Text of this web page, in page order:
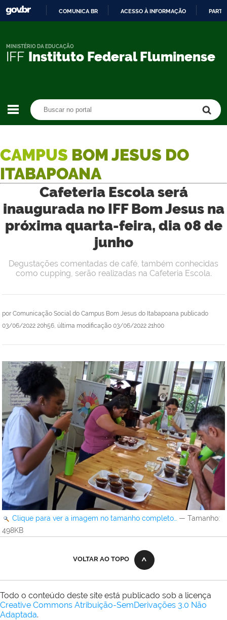
CONTEÚDO
COMUNICA BR ACESSO À INFORMAÇÃO
IFF Instituto Federal Fluminense
MINISTÉRIO DA EDUCAÇÃO
CAMPUS BOM JESUS DO
ITABAPOANA
Cafeteria Escola será
inaugurada no IFF Bom Jesus na
próxima quarta-feira, dia 08 de
junho
por Comunicação Social do Campus Bom Jesus do Itabapoana publicado
03/06/2022 20h56, última modificação 03/06/2022 21h00
Degustações comentadas de café, também conhecidas
como cupping, serão realizadas na Cafeteria Escola.
Clique para ver a imagem no tamanho completo… — Tamanho:
498KB
VOLTAR AO TOPO
Todo o conteúdo deste site está publicado sob a licença
Creative Commons Atribuição-SemDerivações 3.0 Não
Adaptada.